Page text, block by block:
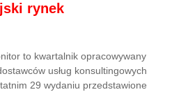
rynek
to kwartalnik opracowywany
usług konsultingowych
29 wydaniu przedstawione